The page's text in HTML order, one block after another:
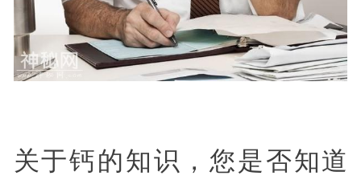
关于钙的知识，您是否知道